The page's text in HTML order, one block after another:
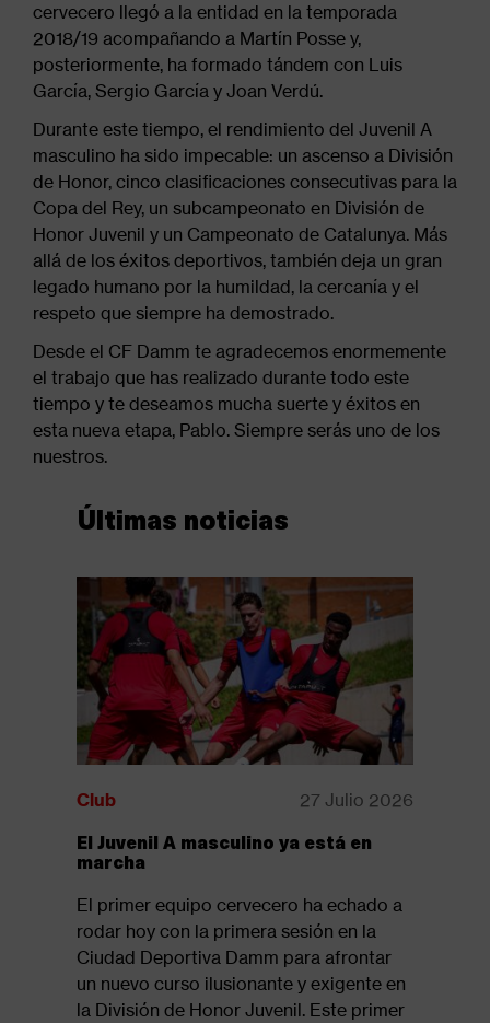
cervecero llegó a la entidad en la temporada
2018/19 acompañando a Martín Posse y,
posteriormente, ha formado tándem con Luis
García, Sergio García y Joan Verdú.
Durante este tiempo, el rendimiento del Juvenil A
masculino ha sido impecable: un ascenso a División
de Honor, cinco clasificaciones consecutivas para la
Copa del Rey, un subcampeonato en División de
Honor Juvenil y un Campeonato de Catalunya. Más
allá de los éxitos deportivos, también deja un gran
legado humano por la humildad, la cercanía y el
respeto que siempre ha demostrado.
Desde el CF Damm te agradecemos enormemente
el trabajo que has realizado durante todo este
tiempo y te deseamos mucha suerte y éxitos en
esta nueva etapa, Pablo. Siempre serás uno de los
nuestros.
Últimas noticias
Club 27 Julio 2026
El Juvenil A masculino ya está en
marcha
El primer equipo cervecero ha echado a
rodar hoy con la primera sesión en la
Ciudad Deportiva Damm para afrontar
un nuevo curso ilusionante y exigente en
la División de Honor Juvenil. Este primer